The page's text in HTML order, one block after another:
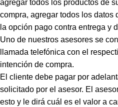
agregar todos los productos de
compra, agregar todos los datos
la opción pago contra entrega y
Uno de nuestros asesores se
llamada telefónica con el
intención de compra.
El cliente debe pagar por
solicitado por el asesor. El
esto y le dirá cuál es el valor a